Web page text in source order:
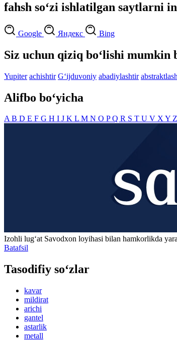
fahsh so‘zi ishlatilgan saytlarni
Google Яндекс Bing
Siz uchun qiziq bo‘lishi mumkin
Yupiter achishtir G‘ijduvoniy abadiylashtir
Alifbo bo‘yicha
AB D E F G H I J K L M N O PQ R S T U V XY Z
Izohli lugʻat Savodxon loyihasi bilan hamkorlikda
Batafsil
Tasodifiy so‘zlar
kavar
mildirat
arichi
gantel
astarlik
metall